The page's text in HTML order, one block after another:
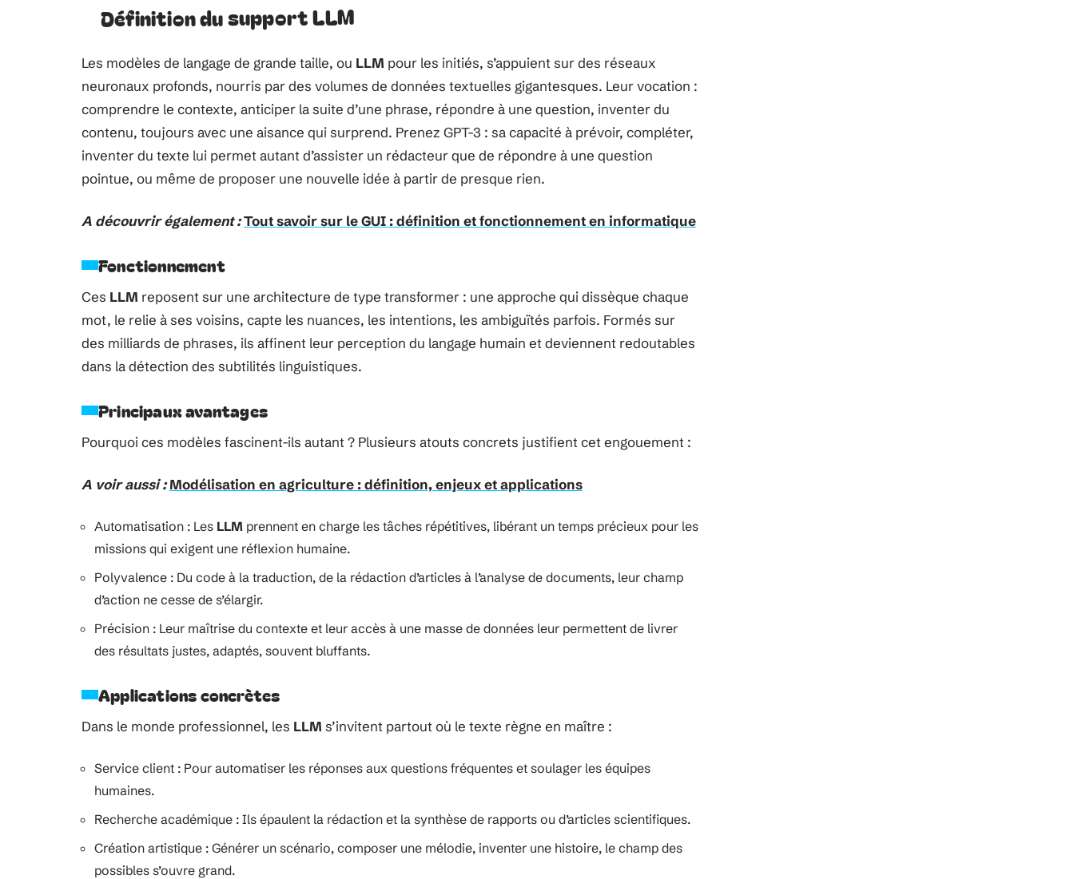
Définition du support LLM
Les modèles de langage de grande taille, ou LLM pour les initiés, s’appuient sur des réseaux
neuronaux profonds, nourris par des volumes de données textuelles gigantesques. Leur vocation :
comprendre le contexte, anticiper la suite d’une phrase, répondre à une question, inventer du
contenu, toujours avec une aisance qui surprend. Prenez GPT-3 : sa capacité à prévoir, compléter,
inventer du texte lui permet autant d’assister un rédacteur que de répondre à une question
pointue, ou même de proposer une nouvelle idée à partir de presque rien.
A découvrir également :Tout savoir sur le GUI : définition et fonctionnement en informatique
Fonctionnement
Ces LLM reposent sur une architecture de type transformer : une approche qui dissèque chaque
mot, le relie à ses voisins, capte les nuances, les intentions, les ambiguïtés parfois. Formés sur
des milliards de phrases, ils affinent leur perception du langage humain et deviennent redoutables
dans la détection des subtilités linguistiques.
Principaux avantages
Pourquoi ces modèles fascinent-ils autant ? Plusieurs atouts concrets justifient cet engouement :
A voir aussi : Modélisation en agriculture : définition, enjeux et applications
Automatisation : Les LLM prennent en charge les tâches répétitives, libérant un temps précieux pour les
missions qui exigent une réflexion humaine.
Polyvalence : Du code à la traduction, de la rédaction d’articles à l’analyse de documents, leur champ
d’action ne cesse de s’élargir.
Précision : Leur maîtrise du contexte et leur accès à une masse de données leur permettent de livrer
des résultats justes, adaptés, souvent bluffants.
Applications concrètes
Dans le monde professionnel, les LLM s’invitent partout où le texte règne en maître :
Service client : Pour automatiser les réponses aux questions fréquentes et soulager les équipes
humaines.
Recherche académique : Ils épaulent la rédaction et la synthèse de rapports ou d’articles scientifiques.
Création artistique : Générer un scénario, composer une mélodie, inventer une histoire, le champ des
possibles s’ouvre grand.